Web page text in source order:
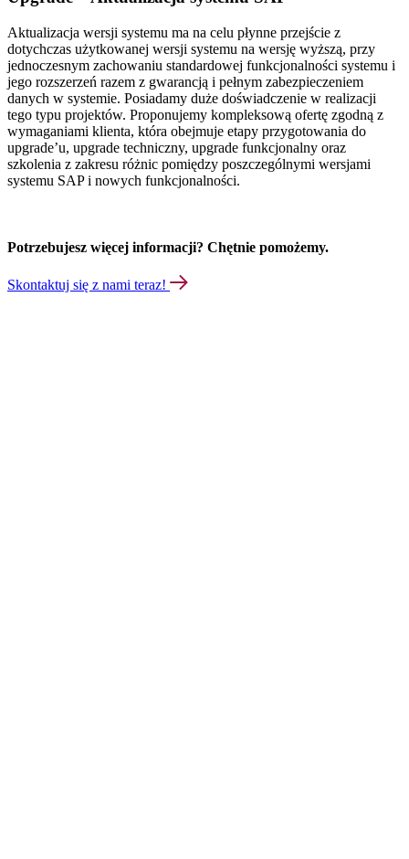
Aktualizacja wersji systemu ma na celu płynne przejście z
dotychczas użytkowanej wersji systemu na wersję wyższą, przy
jednoczesnym zachowaniu standardowej funkcjonalności systemu i
jego rozszerzeń razem z gwarancją i pełnym zabezpieczeniem
danych w systemie. Posiadamy duże doświadczenie w realizacji
tego typu projektów. Proponujemy kompleksową ofertę zgodną z
wymaganiami klienta, która obejmuje etapy przygotowania do
upgrade’u, upgrade techniczny, upgrade funkcjonalny oraz
szkolenia z zakresu różnic pomiędzy poszczególnymi wersjami
systemu SAP i nowych funkcjonalności.
Potrzebujesz więcej informacji? Chętnie pomożemy.
Skontaktuj się z nami teraz!